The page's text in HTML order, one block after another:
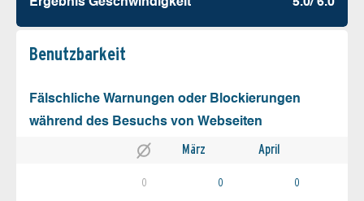
Benutz­barkeit
Fälschliche Warnungen oder Blockierungen
während des Besuchs von Webseiten
März April
0 0 0